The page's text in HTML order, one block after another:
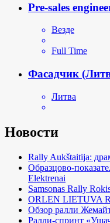
Pre-sales
Везде
Full Time
Фасадчик
Литва
Новости
Rally Aukštaitija:
Образцово-
Elektrenai
Samsonas Rally
ORLEN LIETUVA
Обзор ралли
Ралли-спринт